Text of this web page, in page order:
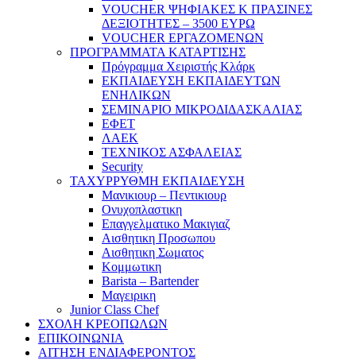
VOUCHER ΨΗΦΙΑΚΕΣ Κ ΠΡΑΣΙΝΕΣ
ΔΕΞΙΟΤΗΤΕΣ – 3500 ΕΥΡΩ
VOUCHER ΕΡΓΑΖΟΜΕΝΩΝ
ΠΡΟΓΡΑΜΜΑΤΑ ΚΑΤΑΡΤΙΣΗΣ
Πρόγραμμα Χειριστής Κλάρκ
ΕΚΠΑΙΔΕΥΣΗ ΕΚΠΑΙΔΕΥΤΩΝ
ΕΝΗΛΙΚΩΝ
ΣΕΜΙΝΑΡΙΟ ΜΙΚΡΟΔΙΔΑΣΚΑΛΙΑΣ
ΕΦΕΤ
ΛΑΕΚ
ΤΕΧΝΙΚΟΣ ΑΣΦΑΛΕΙΑΣ
Security
ΤΑΧΥΡΡΥΘΜΗ ΕΚΠΑΙΔΕΥΣΗ
Μανικιουρ – Πεντικιουρ
Ονυχοπλαστικη
Επαγγελματικο Μακιγιαζ
Αισθητικη Προσωπου
Αισθητικη Σωματος
Κομμωτικη
Barista – Bartender
Μαγειρικη
Junior Class Chef
ΣΧΟΛΗ ΚΡΕΟΠΩΛΩΝ
ΕΠΙΚΟΙΝΩΝΙΑ
ΑΙΤΗΣΗ ΕΝΔΙΑΦΕΡΟΝΤΟΣ